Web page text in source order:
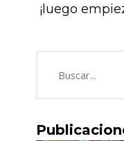
¡luego